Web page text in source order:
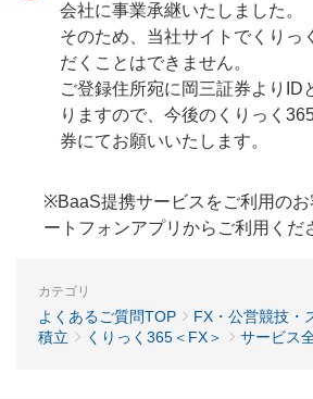
会社に事業承継いたしました。
そのため、当社サイトでくりっ
だくことはできません。
ご登録住所宛に岡三証券よりID
りますので、今後のくりっく
券にてお願いいたします。
※BaaS提携サービスをご利用の
ートフォンアプリからご利用くだ
カテゴリ
よくあるご質問TOP
FX・公営競技・
積立
くりっく365＜FX＞ サービス